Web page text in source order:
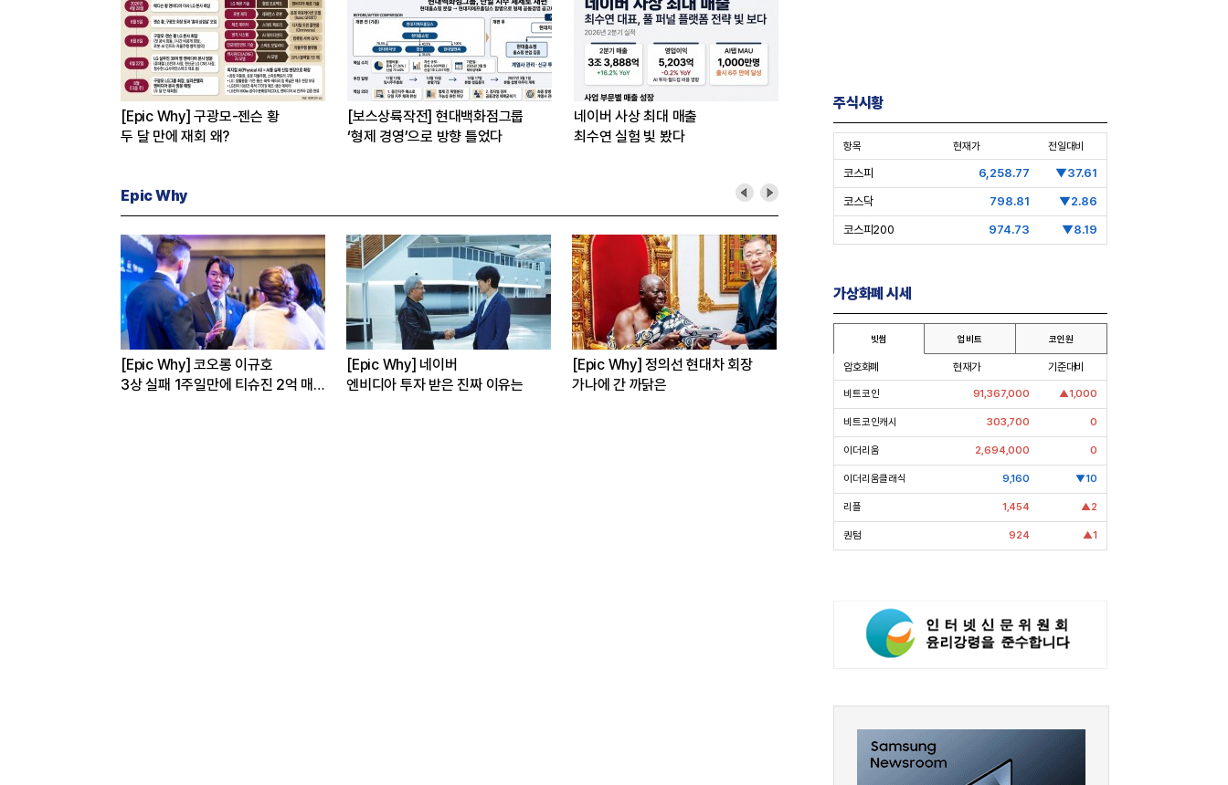
[Epic Why] 구광모-젠슨 황
두 달 만에 재회 왜?
[보스상륙작전] 현대백화점그룹
‘형제 경영’으로 방향 틀었다
네이버 사상 최대 매출
최수연 실험 빛 봤다
Epic Why
[Epic Why] 코오롱 이규호
3상 실패 1주일만에 티슈진 2억 매
[Epic Why] 네이버
엔비디아 투자 받은 진짜 이유는
[Epic Why] 정의선 현대차 회장
가나에 간 까닭은
[Epic Why] 김남구 회장의 ‘보험사
발걸음이 신중해진 배경은?
[Epic Why] 러트닉 장관
삼성·SK에 생산시설 건설 촉구. 노림
수는?
주식시황
항목 현재가 전일대비
코스피 6,258.77 ▼37.61
코스닥 798.81 ▼2.86
코스피200 974.73 ▼8.19
가상화폐 시세
빗썸 업비트 코인원
암호화폐 현재가 기준대비
비트코인 91,367,000 ▲1,000
비트코인캐시 303,700 0
이더리움 2,694,000 0
이더리움클래식 9,160 ▼10
리플 1,454 ▲2
퀀텀 924 ▲1